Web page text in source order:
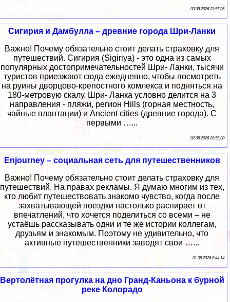
03 08 2026 23:57:36
Сигирия и Дамбулла – древние города Шри-Ланки
Важно! Почему обязательно стоит делать страховку для
путешествий. Сигирия (Sigiriya) - это одна из самых
популярных достопримечательностей Шри- Ланки, тысячи
туристов приезжают сюда ежедневно, чтобы посмотреть
на руины дворцово-крепостного комлекса и подняться на
180-метровую скалу. Шри- Ланка условно делится на 3
направления - пляжи, регион Hills (горная местность,
чайные плантации) и Ancient cities (древние города). С
первыми …...
02 08 2026 20:55:30
Enjourney – социальная сеть для путешественников
Важно! Почему обязательно стоит делать страховку для
путешествий. На правах рекламы. Я думаю многим из тех,
кто любит путешествовать знакомо чувство, когда после
захватывающей поездки настолько распирает от
впечатлений, что хочется поделиться со всеми – не
устаёшь рассказывать одни и те же истории коллегам,
друзьям и знакомым. Поэтому не удивительно, что
активные путешественники заводят свои …...
01 08 2026 0:44:14
Вертолётная прогулка на дно Гранд-Каньона к бурной
реке Колорадо